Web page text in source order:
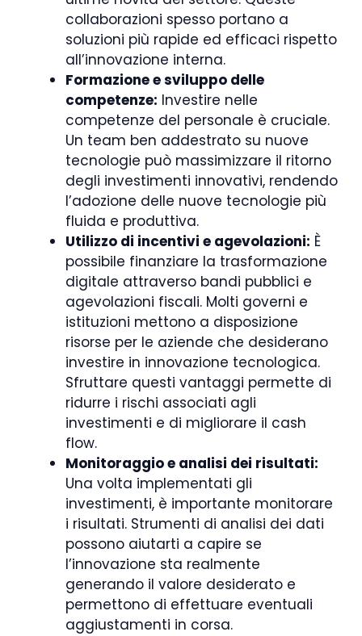
collaborazioni spesso portano a
soluzioni più rapide ed efficaci rispetto
all’innovazione interna.
Formazione e sviluppo delle
competenze: Investire nelle
competenze del personale è cruciale.
Un team ben addestrato su nuove
tecnologie può massimizzare il ritorno
degli investimenti innovativi, rendendo
l’adozione delle nuove tecnologie più
fluida e produttiva.
Utilizzo di incentivi e agevolazioni: È
possibile finanziare la trasformazione
digitale attraverso bandi pubblici e
agevolazioni fiscali. Molti governi e
istituzioni mettono a disposizione
risorse per le aziende che desiderano
investire in innovazione tecnologica.
Sfruttare questi vantaggi permette di
ridurre i rischi associati agli
investimenti e di migliorare il cash
flow.
Monitoraggio e analisi dei risultati:
Una volta implementati gli
investimenti, è importante monitorare
i risultati. Strumenti di analisi dei dati
possono aiutarti a capire se
l’innovazione sta realmente
generando il valore desiderato e
permettono di effettuare eventuali
aggiustamenti in corsa.